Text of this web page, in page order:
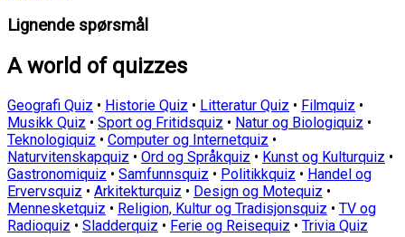
Lignende spørsmål
A world of quizzes
Geografi Quiz • Historie Quiz • Litteratur Quiz • Filmquiz •
Musikk Quiz • Sport og Fritidsquiz • Natur og Biologiquiz •
Teknologiquiz • Computer og Internetquiz •
Naturvitenskapquiz • Ord og Språkquiz • Kunst og Kulturquiz •
Gastronomiquiz • Samfunnsquiz • Politikkquiz • Handel og
Ervervsquiz • Arkitekturquiz • Design og Motequiz •
Mennesketquiz • Religion, Kultur og Tradisjonsquiz • TV og
Radioquiz • Sladderquiz • Ferie og Reisequiz • Trivia Quiz